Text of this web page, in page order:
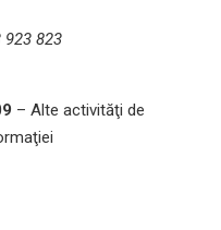
923 823
– Alte activităţi de